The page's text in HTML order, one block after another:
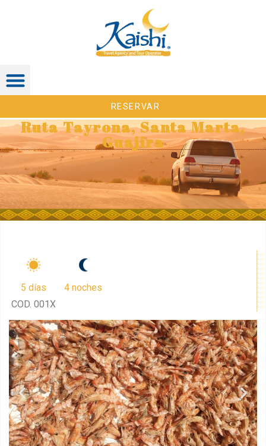
RESERVAR
Ruta Tayrona, Santa Marta,
Guajira
5 días
COD. 001X
4 noches